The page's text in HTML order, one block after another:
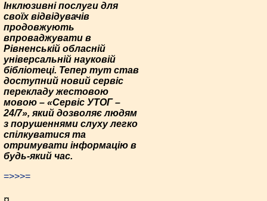
Інклюзивні послуги для
своїх відвідувачів
продовжують
впроваджувати в
Рівненській обласній
універсальній науковій
бібліотеці. Тепер тут став
доступний новий сервіс
перекладу жестовою
мовою – «Сервіс УТОГ –
24/7», який дозволяє людям
з порушеннями слуху легко
спілкуватися та
отримувати інформацію в
будь-який час.
=>>>=